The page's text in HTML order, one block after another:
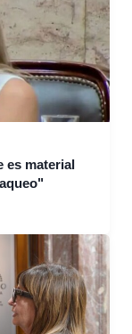
es material